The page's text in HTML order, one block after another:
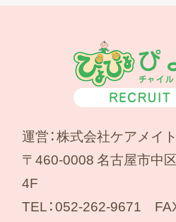
運営：株式会社ケアメイ
〒460-0008 名古屋市中
4F
TEL：052-262-9671